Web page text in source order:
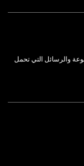
والرسائل التي تحمل